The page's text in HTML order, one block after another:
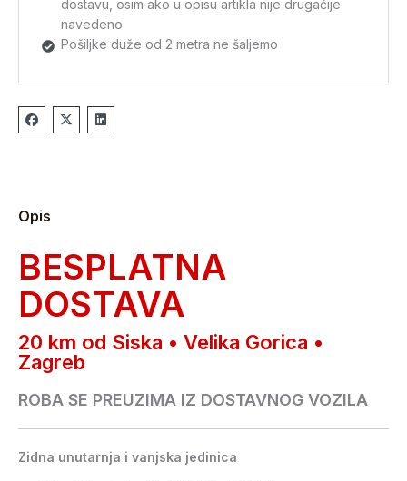
dostavu, osim ako u opisu artikla nije drugačije
navedeno
Pošiljke duže od 2 metra ne šaljemo
Opis
BESPLATNA
DOSTAVA
20 km od Siska • Velika Gorica •
Zagreb
ROBA SE PREUZIMA IZ DOSTAVNOG VOZILA
Zidna unutarnja i vanjska jedinica